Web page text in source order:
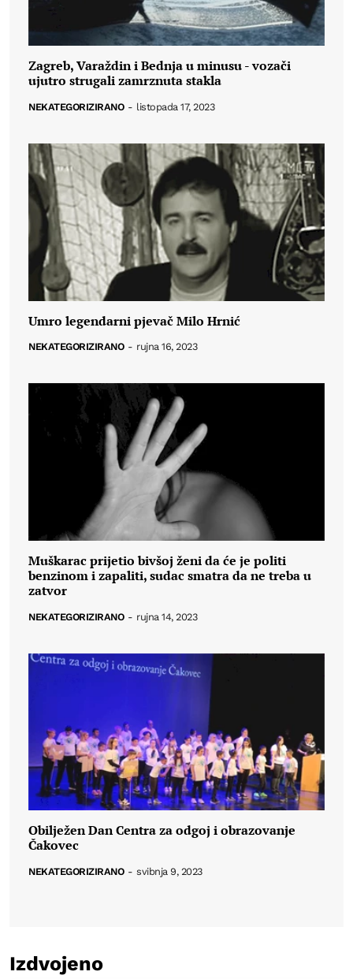
Zagreb, Varaždin i Bednja u minusu - vozači
ujutro strugali zamrznuta stakla
NEKATEGORIZIRANO - listopada 17, 2023
Umro legendarni pjevač Milo Hrnić
NEKATEGORIZIRANO - rujna 16, 2023
Muškarac prijetio bivšoj ženi da će je politi
benzinom i zapaliti, sudac smatra da ne treba u
zatvor
NEKATEGORIZIRANO - rujna 14, 2023
Obilježen Dan Centra za odgoj i obrazovanje
Čakovec
NEKATEGORIZIRANO - svibnja 9, 2023
Izdvojeno